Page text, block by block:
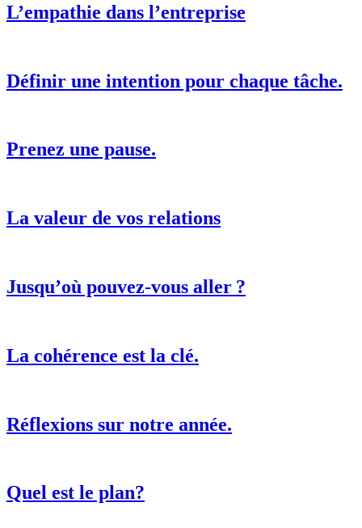
L’empathie dans l’entreprise
Définir une intention pour chaque tâche.
Prenez une pause.
La valeur de vos relations
Jusqu’où pouvez-vous aller ?
La cohérence est la clé.
Réflexions sur notre année.
Quel est le plan?